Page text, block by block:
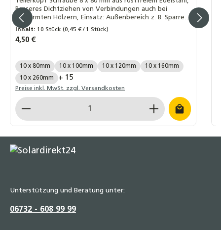
Besseres Dichtziehen von Verbindungen auch bei
verformten Hölzern, Einsatz: Außenbereich z. B. Sparren
- Pfetten - Dachhaken - Carports - Pergolen - Vordächer
- Brücken - Balkone -, Tellerkopf ermögl
Inhalt: 10 Stück(0,45 € / 1 Stück)
Regulärer Preis:
4,50 €
Menge / Länge:
10 x 80mm 10 x 100mm 10 x 120mm
10 x 160mm
10 x 260mm
+ 15
Preise inkl. MwSt. zzgl. Versandkosten
Produkt Anzahl: Gib den gewünschten Wert
Unterstützung und Beratung unter:
06732 - 608 99 99